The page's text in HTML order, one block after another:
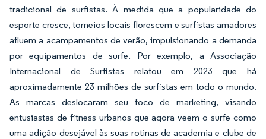
tradicional de surfistas. À medida que a popularidade do
esporte cresce, torneios locais florescem e surfistas amadores
afluem a acampamentos de verão, impulsionando a demanda
por equipamentos de surfe. Por exemplo, a Associação
Internacional de Surfistas relatou em 2023 que há
aproximadamente 23 milhões de surfistas em todo o mundo.
As marcas deslocaram seu foco de marketing, visando
entusiastas de fitness urbanos que agora veem o surfe como
uma adição desejável às suas rotinas de academia e clube de